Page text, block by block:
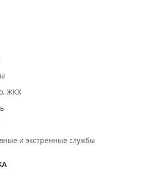
ЖКХ
и экстренные службы